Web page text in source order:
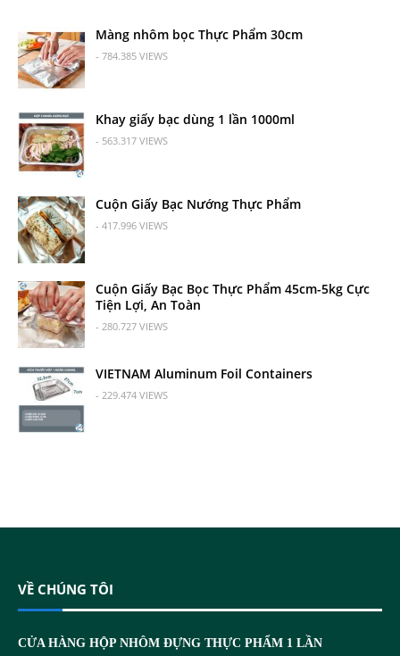
Màng nhôm bọc Thực Phẩm 30cm
- 784.385 VIEWS
Khay giấy bạc dùng 1 lần 1000ml
- 563.317 VIEWS
Cuộn Giấy Bạc Nướng Thực Phẩm
- 417.996 VIEWS
Cuộn Giấy Bạc Bọc Thực Phẩm 45cm-5kg Cực
Tiện Lợi, An Toàn
- 280.727 VIEWS
VIETNAM Aluminum Foil Containers
- 229.474 VIEWS
VỀ CHÚNG TÔI
CỬA HÀNG HỘP NHÔM ĐỰNG THỰC PHẨM 1 LẦN